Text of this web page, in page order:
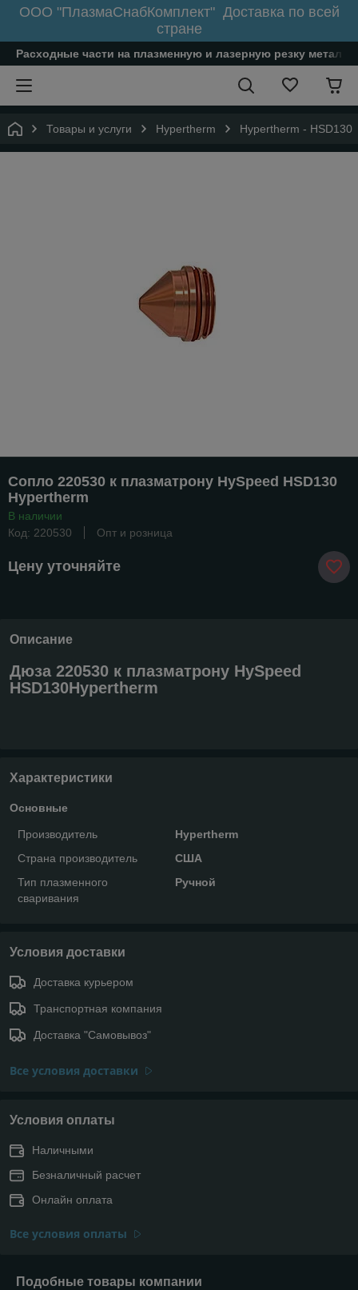
ООО "ПлазмаСнабКомплект" Доставка по всей
стране
Расходные части на плазменную и лазерную резку
Товары и услуги Hypertherm Hypertherm - HSD130
Сопло 220530 к плазматрону HySpeed HSD130
Hypertherm
В наличии
Код: 220530
Опт и розница
Цену уточняйте
Описание
Дюза 220530 к плазматрону HySpeed
HSD130Hypertherm
Характеристики
Основные
Производитель
Hypertherm
Страна производитель
США
Тип плазменного
сваривания
Ручной
Условия доставки
Доставка курьером
Транспортная компания
Доставка "Самовывоз"
Все условия доставки
Условия оплаты
Наличными
Безналичный расчет
Онлайн оплата
Все условия оплаты
Подобные товары компании